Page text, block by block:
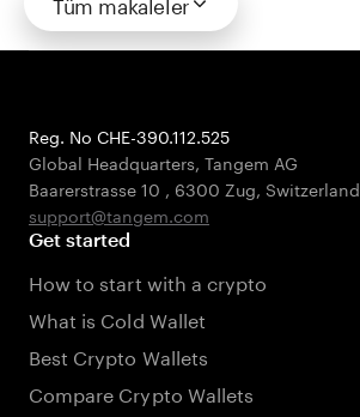
Reg. No CHE-390.112.525
Global Headquarters, Tangem AG
Baarerstrasse 10 , 6300 Zug, Switzerland
support@tangem.com
Get started
How to start with a crypto
What is Cold Wallet
Best Crypto Wallets
Compare Crypto Wallets